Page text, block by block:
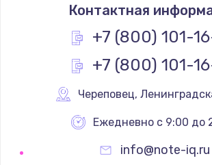
Контактная
+7 (800) 101-
+7 (800) 101-
Череповец,
Ежедневно с 9:00 до
info@note-iq.ru